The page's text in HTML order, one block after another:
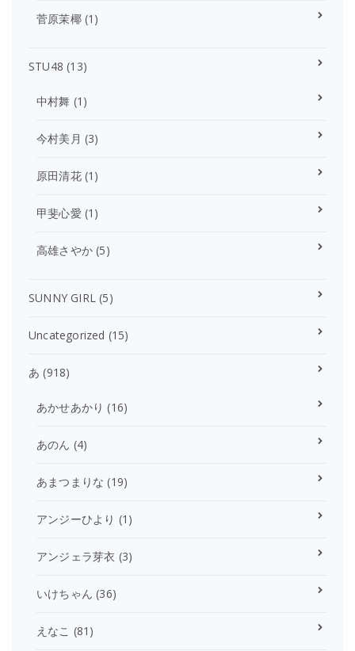
菅原茉椰(1)
STU48 (13)
中村舞 (1)
今村美月 (3)
原田清花(1)
甲斐心愛 (1)
高雄さやか (5)
SUNNY GIRL (5)
Uncategorized (15)
あ (918)
あかせあかり (16)
あのん (4)
あまつまりな (19)
アンジーひより (1)
アンジェラ芽衣 (3)
いけちゃん (36)
えなこ (81)